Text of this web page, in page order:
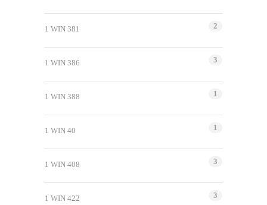
1 WIN 381 2
1 WIN 386 3
1 WIN 388 1
1 WIN 40 1
1 WIN 408 3
1 WIN 422 3